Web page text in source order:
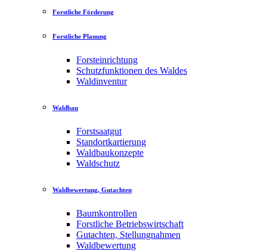
Forstliche Förderung
Forstliche Planung
Forsteinrichtung
Schutzfunktionen des Waldes
Waldinventur
Waldbau
Forstsaatgut
Standortkartierung
Waldbaukonzepte
Waldschutz
Waldbewertung, Gutachten
Baumkontrollen
Forstliche Betriebswirtschaft
Gutachten, Stellungnahmen
Waldbewertung